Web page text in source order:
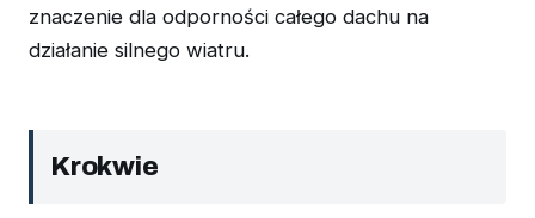
znaczenie dla odporności całego dachu na
działanie silnego wiatru.
Krokwie